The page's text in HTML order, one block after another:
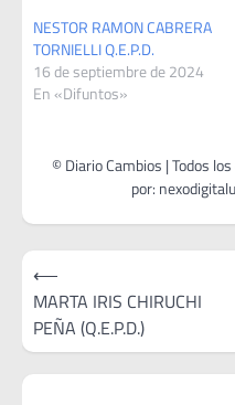
NESTOR RAMON CABRERA
TORNIELLI Q.E.P.D.
16 de septiembre de 2024
En «Difuntos»
Navegación
de
entradas
⟵
MARTA IRIS CHIRUCHI
PEÑA (Q.E.P.D.)